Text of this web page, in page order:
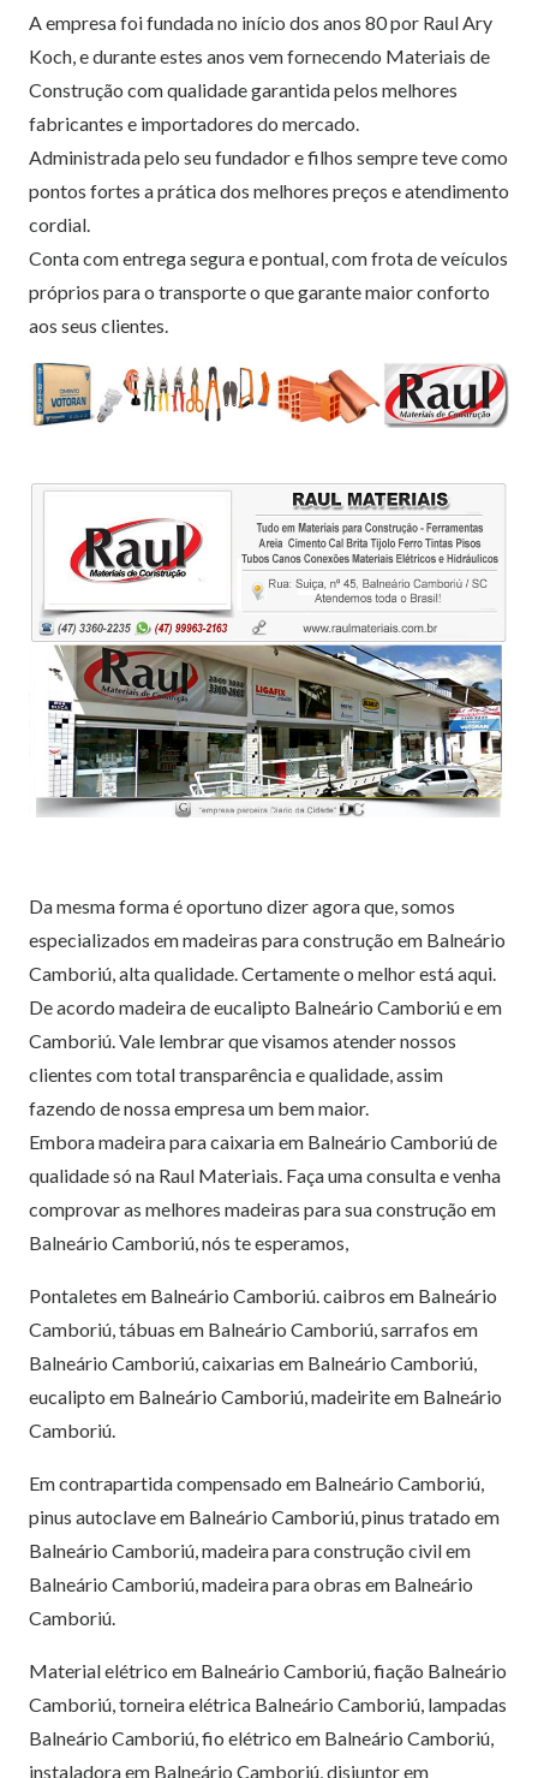
A empresa foi fundada no início dos anos 80 por Raul Ary
Koch, e durante estes anos vem fornecendo Materiais de
Construção com qualidade garantida pelos melhores
fabricantes e importadores do mercado.
Administrada pelo seu fundador e filhos sempre teve como
pontos fortes a prática dos melhores preços e atendimento
cordial.
Conta com entrega segura e pontual, com frota de veículos
próprios para o transporte o que garante maior conforto
aos seus clientes.
Da mesma forma é oportuno dizer agora que, somos
especializados em madeiras para construção em Balneário
Camboriú, alta qualidade. Certamente o melhor está aqui.
De acordo madeira de eucalipto Balneário Camboriú e em
Camboriú. Vale lembrar que visamos atender nossos
clientes com total transparência e qualidade, assim
fazendo de nossa empresa um bem maior.
Embora madeira para caixaria em Balneário Camboriú de
qualidade só na Raul Materiais. Faça uma consulta e venha
comprovar as melhores madeiras para sua construção em
Balneário Camboriú, nós te esperamos,
Pontaletes em Balneário Camboriú. caibros em Balneário
Camboriú, tábuas em Balneário Camboriú, sarrafos em
Balneário Camboriú, caixarias em Balneário Camboriú,
eucalipto em Balneário Camboriú, madeirite em Balneário
Camboriú.
Em contrapartida compensado em Balneário Camboriú,
pinus autoclave em Balneário Camboriú, pinus tratado em
Balneário Camboriú, madeira para construção civil em
Balneário Camboriú, madeira para obras em Balneário
Camboriú.
Material elétrico em Balneário Camboriú, fiação Balneário
Camboriú, torneira elétrica Balneário Camboriú, lampadas
Balneário Camboriú, fio elétrico em Balneário Camboriú,
instaladora em Balneário Camboriú, disjuntor em